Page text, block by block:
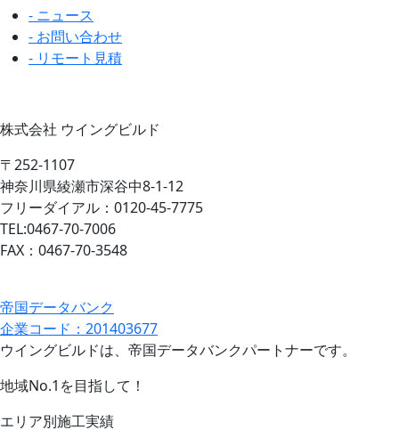
- ニュース
- お問い合わせ
- リモート見積
株式会社 ウイングビルド
〒252-1107
神奈川県綾瀬市深谷中8-1-12
フリーダイアル：0120-45-7775
TEL:0467-70-7006
FAX：0467-70-3548
帝国データバンク
企業コード：201403677
ウイングビルドは、帝国データバンクパートナーです。
地域No.1を目指して！
エリア別施工実績